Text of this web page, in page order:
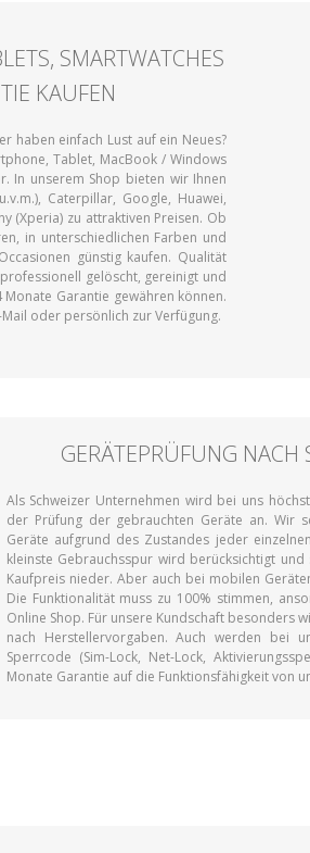
SMARTWATCHES
KAUFEN
haben einfach Lust auf ein Neues?
Tablet, MacBook / Windows
In unserem Shop bieten wir Ihnen
Caterpillar, Google, Huawei,
(Xperia) zu attraktiven Preisen. Ob
in unterschiedlichen Farben und
günstig kaufen. Qualität
gelöscht, gereinigt und
Garantie gewähren können.
oder persönlich zur Verfügung.
GERÄTEPRÜFUNG
Als Schweizer Unternehmen wird bei uns
der Prüfung der gebrauchten Geräte an. Wir
Geräte aufgrund des Zustandes jeder
kleinste Gebrauchsspur wird berücksichtigt
Kaufpreis nieder. Aber auch bei mobilen
Die Funktionalität muss zu 100% stimmen,
Online Shop. Für unsere Kundschaft besonders
nach Herstellervorgaben. Auch werden bei
Sperrcode (Sim-Lock, Net-Lock,
Monate Garantie auf die Funktionsfähigkeit von